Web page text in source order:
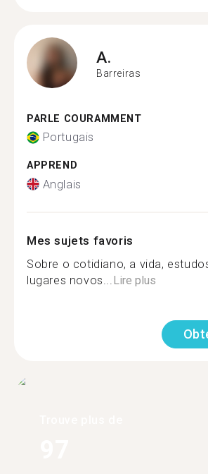
A.
Barreiras
PARLE COURAMMENT
Portugais
APPREND
Anglais
Mes sujets favoris
Sobre o cotidiano, a vida,
lugares novos... Lire plus